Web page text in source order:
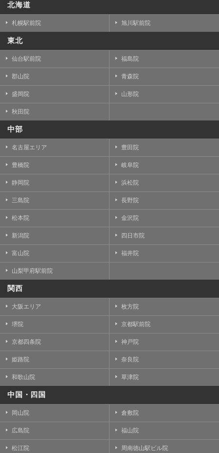
北海道
札幌駅前院 旭川駅前院
東北
仙台駅前院 福島院
郡山院 青森院
盛岡院 山形院
秋田院
中部
名古屋エリア 豊田院
豊橋院 岐阜院
静岡院 浜松院
三島院 長野院
松本院 金沢院
新潟院 四日市院
富山院 福井院
山梨甲府駅前院
関西
大阪エリア 枚方院
堺院 京都駅前院
京都四条院 神戸院
姫路院 奈良院
和歌山院 草津院
中国・四国
岡山院 倉敷院
広島院 福山院
松江院 周南徳山駅ビル院